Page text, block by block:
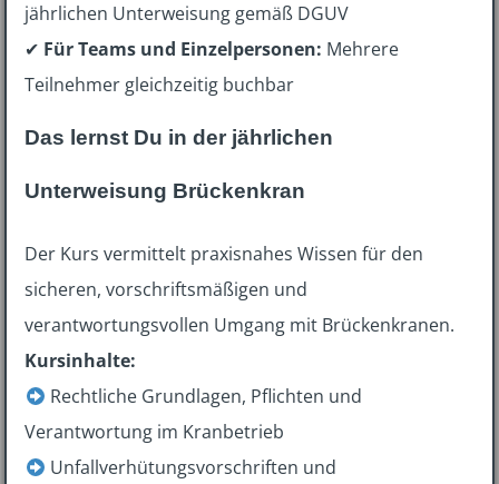
jährlichen Unterweisung gemäß DGUV
✔ Für Teams und Einzelpersonen: Mehrere
Teilnehmer gleichzeitig buchbar
Das lernst Du in der jährlichen
Unterweisung Brückenkran
Der Kurs vermittelt praxisnahes Wissen für den
sicheren, vorschriftsmäßigen und
verantwortungsvollen Umgang mit Brückenkranen.
Kursinhalte:
Rechtliche Grundlagen, Pflichten und
Verantwortung im Kranbetrieb
Unfallverhütungsvorschriften und